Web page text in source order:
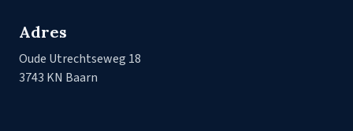
Adres
Oude Utrechtseweg 18
3743 KN Baarn